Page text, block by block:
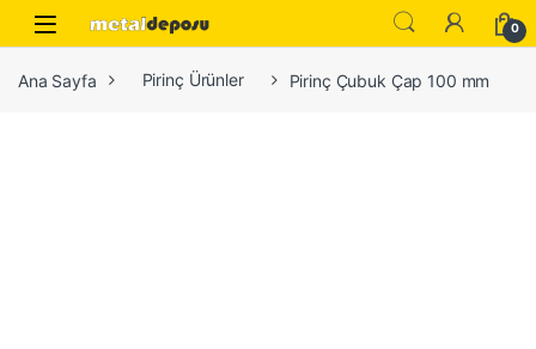
Skip to navigation
Skip to content
0
Ana Sayfa Pirinç Ürünler Pirinç Çubuk Çap 100 mm